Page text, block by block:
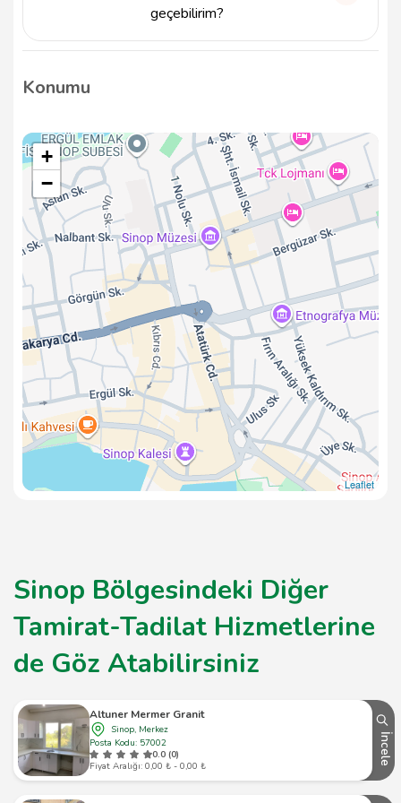
geçebilirim?
Bize ulaşmak için 5427840483 numaralı telefondan
adresine ulaşabilirsiniz.
Konumu
+
−
Leaflet
Sinop Bölgesindeki Diğer
Tamirat-Tadilat Hizmetlerine
de Göz Atabilirsiniz
Altuner Mermer Granit
Sinop, Merkez
Posta Kodu: 57002
0.0 (0)
Fiyat Aralığı: 0,00 ₺ - 0,00 ₺
İncele